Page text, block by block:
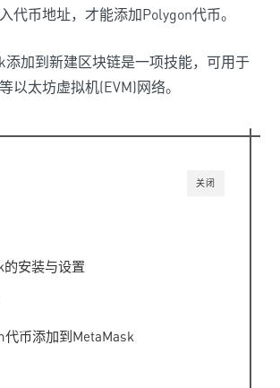
代币地址，才能添加Polygon代币。
添加到新建区块链是一项技能，可用于
以太坊虚拟机(EVM)网络。
关闭
的安装与设置
代币添加到MetaMask